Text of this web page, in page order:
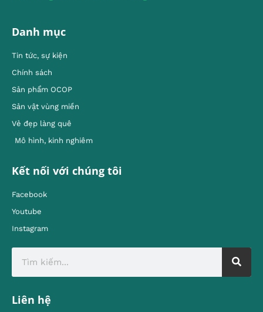
Danh mục
Tin tức, sự kiện
Chính sách
Sản phẩm OCOP
Sản vật vùng miền
Vẻ đẹp làng quê
Mô hình, kinh nghiêm
Kết nối với chúng tôi
Facebook
Youtube
Instagram
Liên hệ